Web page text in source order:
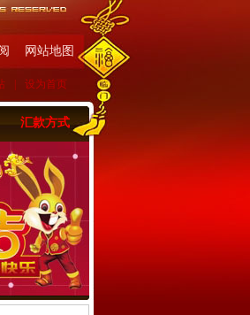
网站地图
设为首页
汇款方式